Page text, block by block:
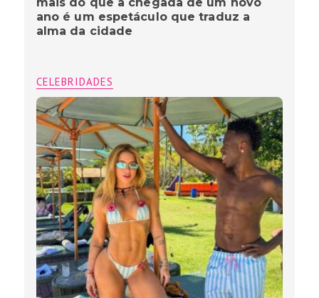
mais do que a chegada de um novo
ano é um espetáculo que traduz a
alma da cidade
CELEBRIDADES